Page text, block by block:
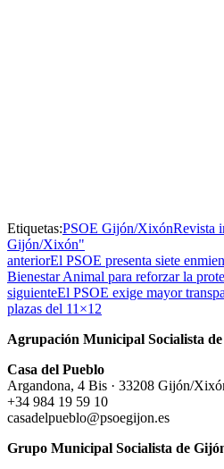
Etiquetas:PSOE Gijón/XixónRevista
Gijón/Xixón"
anteriorEl PSOE presenta siete
Bienestar Animal para reforzar la
siguienteEl PSOE exige mayor
plazas del 11×12
Agrupación Municipal Socialista
Casa del Pueblo
Argandona, 4 Bis · 33208 Gijón/
+34 984 19 59 10
casadelpueblo@psoegijon.es
Grupo Municipal Socialista de